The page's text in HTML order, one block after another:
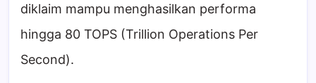
diklaim mampu menghasilkan performa
hingga 80 TOPS (Trillion Operations Per
Second).